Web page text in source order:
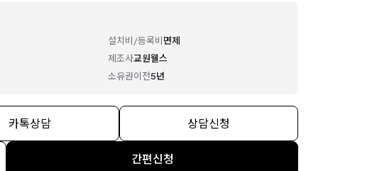
설치비/등록비면제
제조사교원웰스
소유권이전5년
카톡상담 상담신청
간편신청